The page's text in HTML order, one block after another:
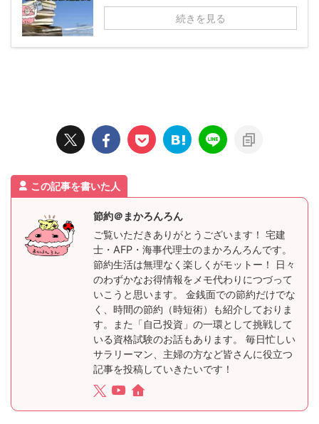
続きを見る
この記事を書いた人
節約＠まかろんろん
ご覧いただきありがとうございます！ 宅建
士・AFP・海事代理士のまかろんろんです。
節約生活は無理なく楽しくがモットー！ 日々
のわずかなお得情報をメモ代わりにつづって
いこうと思います。 金銭面での節約だけでな
く、時間の節約（時短術）も紹介しておりま
す。また「自己投資」の一環として挑戦して
いる資格試験のお話もあります。 毎日忙しい
サラリーマン、主婦の方など皆さんに役立つ
記事を投稿していきたいです！